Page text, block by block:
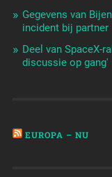
Gegevens van
incident bij partner
Deel van SpaceX-
discussie op gang'
EUROPA – NU